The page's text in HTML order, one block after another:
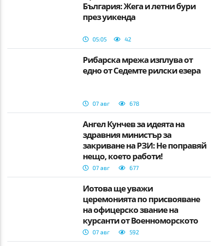
България: Жега и летни бури
през уикенда
05:05 42
Рибарска мрежа изплува от
едно от Седемте рилски езера
07 авг 678
Ангел Кунчев за идеята на
здравния министър за
закриване на РЗИ: Не поправяй
нещо, което работи!
07 авг 677
Йотова ще уважи
церемонията по присвояване
на офицерско звание на
курсанти от Военноморското
училище
07 авг 592